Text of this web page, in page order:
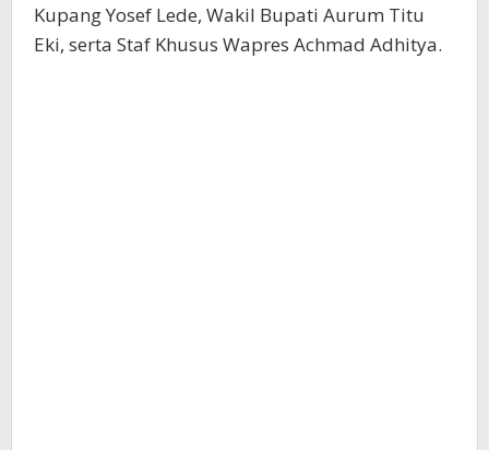
Kupang Yosef Lede, Wakil Bupati Aurum Titu
Eki, serta Staf Khusus Wapres Achmad Adhitya.